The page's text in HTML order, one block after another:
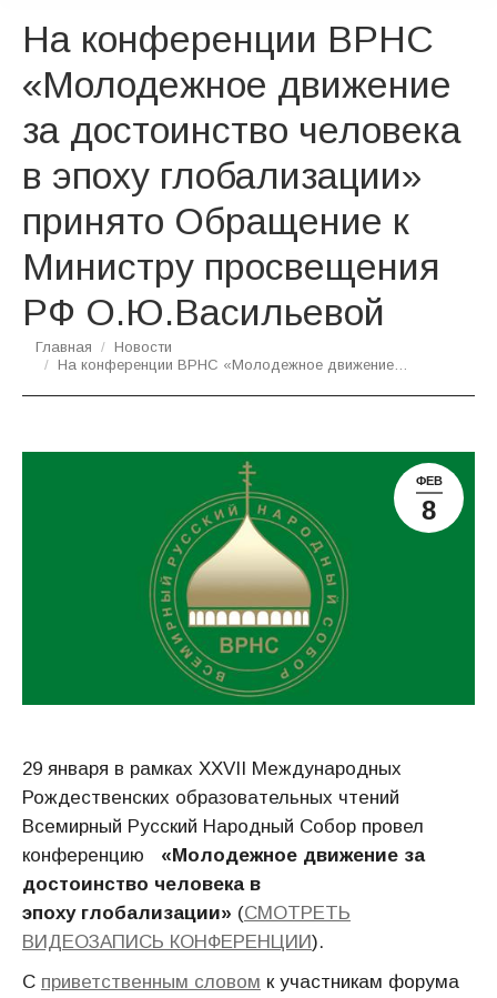
На конференции ВРНС
«Молодежное движение
за достоинство человека
в эпоху глобализации»
принято Обращение к
Министру просвещения
РФ О.Ю.Васильевой
Вы здесь:
Главная
Новости
На конференции ВРНС «Молодежное движение…
ФЕВ
8
29 января в рамках XXVII Международных
Рождественских образовательных чтений
Всемирный Русский Народный Собор провел
конференцию
«Молодежное движение за
достоинство человека в
эпоху глобализации» (СМОТРЕТЬ
ВИДЕОЗАПИСЬ КОНФЕРЕНЦИИ).
С приветственным словом к участникам форума